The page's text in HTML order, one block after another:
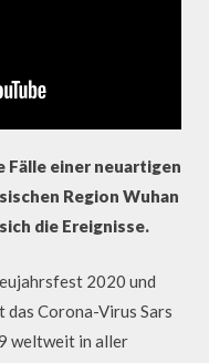
Fälle einer neuartigen
Region Wuhan
die Ereignisse.
2020 und
das Corona-Virus Sars
weltweit in aller